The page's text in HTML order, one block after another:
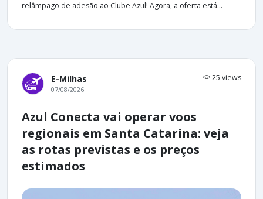
relâmpago de adesão ao Clube Azul! Agora, a oferta está...
E-Milhas 25 views
07/08/2026
Azul Conecta vai operar voos
regionais em Santa Catarina: veja
as rotas previstas e os preços
estimados